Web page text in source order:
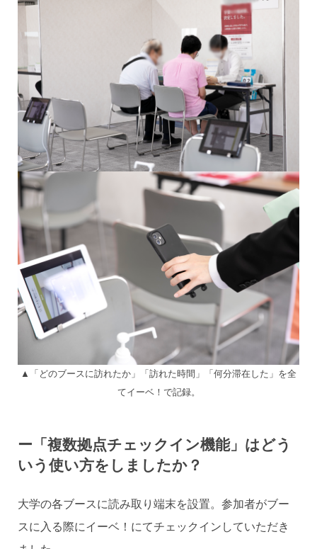
▲「どのブースに訪れたか」「訪れた時間」「何分滞在した」を全
てイーベ！で記録。
ー「複数拠点チェックイン機能」はどう
いう使い方をしましたか？
大学の各ブースに読み取り端末を設置。参加者がブー
スに入る際にイーベ！にてチェックインしていただき